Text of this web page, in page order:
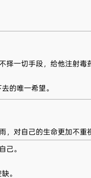
一切手段，给他注射
的唯一希望。
对自己的生命更加不重
己。
。